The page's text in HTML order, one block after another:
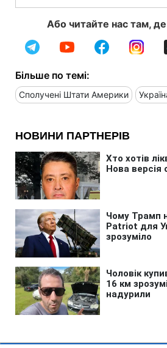
Або читайте нас там,
Більше по темі:
Сполучені Штати Америки